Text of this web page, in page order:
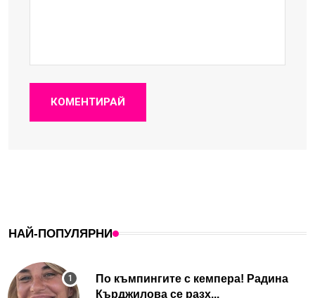
КОМЕНТИРАЙ
НАЙ-ПОПУЛЯРНИ
По къмпингите с кемпера! Радина
Кърджилова се разх...